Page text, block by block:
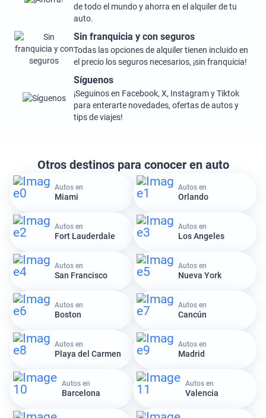
de todo el mundo y ahorra en el alquiler de tu
auto.
Sin franquicia y con seguros
Todas las opciones de alquiler tienen incluido en
el precio los seguros necesarios, ¡sin franquicia!
Síguenos
¡Seguinos en Facebook, X, Instagram y Tiktok
para enterarte novedades, ofertas de autos y
tips de viajes!
Otros destinos para conocer en auto
Autos en
Miami
Autos en
Orlando
Autos en
Fort Lauderdale
Autos en
Los Angeles
Autos en
San Francisco
Autos en
Nueva York
Autos en
Boston
Autos en
Cancún
Autos en
Playa del Carmen
Autos en
Madrid
Autos en
Barcelona
Autos en
Valencia